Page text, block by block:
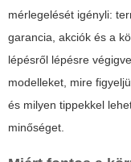
mérlegelését igényli:
garancia, akciók és a
lépésről lépésre
modelleket, mire
és milyen tippekkel
minőséget.